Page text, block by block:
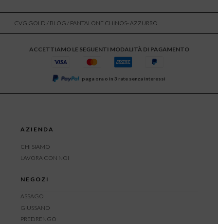
CVG GOLD / BLOG / PANTALONE CHINOS- AZZURRO
ACCETTIAMO LE SEGUENTI MODALITÀ DI PAGAMENTO
paga ora o in 3 rate senza interessi
AZIENDA
CHI SIAMO
LAVORA CON NOI
NEGOZI
ASSAGO
GIUSSANO
PREDRENGO